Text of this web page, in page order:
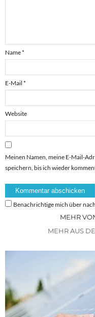
Name*
E-Mail *
Website
Meinen Namen, meine E-Mail-
speichern, bis ich wieder
Benachrichtige mich über
MEHR
MEHR AUS